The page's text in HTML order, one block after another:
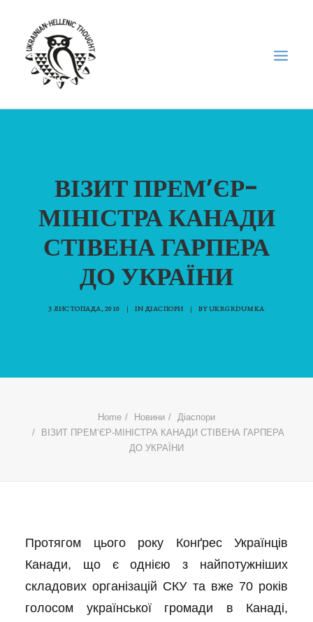
ГОЛОДОМОР
ФОРУМ УКРАЇНСЬКОЇ ДІАСПОРИ В ГРЕЦІЇ
“ВІСНИК”/”ΑΓΓΕΛΙΑΦΌΡΟΣ”
SEARCH
ВІЗИТ ПРЕМ’ЄР-
МІНІСТРА КАНАДИ
СТІВЕНА ГАРПЕРА
ДО УКРАЇНИ
3 ЛИСТОПАДА, 2010 | IN ДІАСПОРИ | BYUKRGRDUMKA
Home Новини
Діаспори
ВІЗИТ ПРЕМ’ЄР-МІНІСТРА КАНАДИ СТІВЕНА ГАРПЕРА
ДО УКРАЇНИ
Протягом цього року Конґрес Українців
Канади, що є однією з найпотужніших
складових організацій СКУ та вже 70 років
голосом української громади в Канаді,